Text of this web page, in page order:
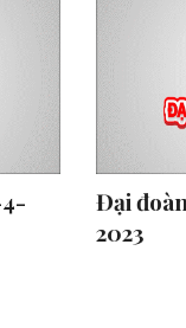
Đại
2023